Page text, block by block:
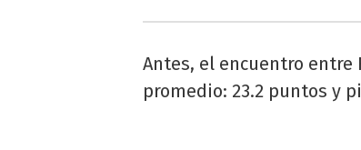
Antes, el encuentro entre
promedio: 23.2 puntos y